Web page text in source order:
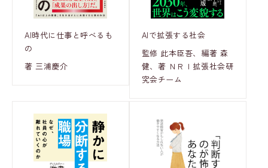
AI時代に仕事と呼べるも
の
著 三浦慶介
AIで拡張する社会
監修 此本臣吾、編著 森
健、著 ＮＲＩ拡張社会研
究会チーム